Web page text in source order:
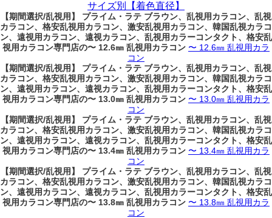
サイズ別【着色直径】
【期間選択/乱視用】 プライム・ラテ ブラウン、乱視用カラコン、乱視
カラコン、格安乱視用カラコン、激安乱視用カラコン、韓国乱視カラコ
ン、遠視用カラコン、遠視カラコン、乱視用カラーコンタクト、格安乱
視用カラコン専門店の〜 12.6㎜ 乱視用カラコン 〜 12.6㎜ 乱視用カラ
コン
【期間選択/乱視用】 プライム・ラテ ブラウン、乱視用カラコン、乱視
カラコン、格安乱視用カラコン、激安乱視用カラコン、韓国乱視カラコ
ン、遠視用カラコン、遠視カラコン、乱視用カラーコンタクト、格安乱
視用カラコン専門店の〜 13.0㎜ 乱視用カラコン 〜 13.0㎜ 乱視用カラ
コン
【期間選択/乱視用】 プライム・ラテ ブラウン、乱視用カラコン、乱視
カラコン、格安乱視用カラコン、激安乱視用カラコン、韓国乱視カラコ
ン、遠視用カラコン、遠視カラコン、乱視用カラーコンタクト、格安乱
視用カラコン専門店の〜 13.4㎜ 乱視用カラコン 〜 13.4㎜ 乱視用カラ
コン
【期間選択/乱視用】 プライム・ラテ ブラウン、乱視用カラコン、乱視
カラコン、格安乱視用カラコン、激安乱視用カラコン、韓国乱視カラコ
ン、遠視用カラコン、遠視カラコン、乱視用カラーコンタクト、格安乱
視用カラコン専門店の〜 13.8㎜ 乱視用カラコン 〜 13.8㎜ 乱視用カラ
コン